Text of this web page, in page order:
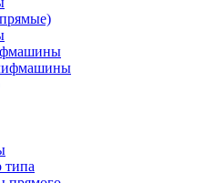
типа